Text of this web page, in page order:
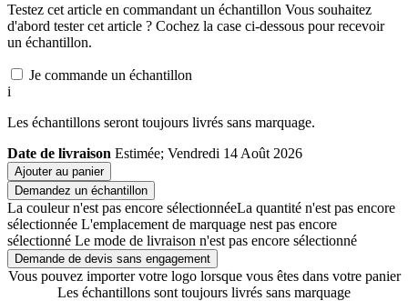
Testez cet article en commandant un échantillon Vous souhaitez
d'abord tester cet article ? Cochez la case ci-dessous pour recevoir
un échantillon.
Je commande un échantillon
i
Les échantillons seront toujours livrés sans marquage.
Date de livraison Estimée; Vendredi 14 Août 2026
Ajouter au panier
Demandez un échantillon
La couleur n'est pas encore sélectionnéeLa quantité n'est pas encore
sélectionnée L'emplacement de marquage nest pas encore
sélectionné Le mode de livraison n'est pas encore sélectionné
Demande de devis sans engagement
Vous pouvez importer votre logo lorsque vous êtes dans votre panier
Les échantillons sont toujours livrés sans marquage